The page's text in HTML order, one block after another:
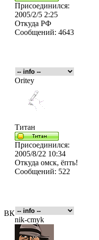
ВК
Присоединился:
2005/2/5 2:25
Откуда РФ
Сообщений: 4643
Oritey
Титан
Присоединился:
2005/8/22 10:34
Откуда омск, ёпть!
Сообщений: 522
nik-cmyk